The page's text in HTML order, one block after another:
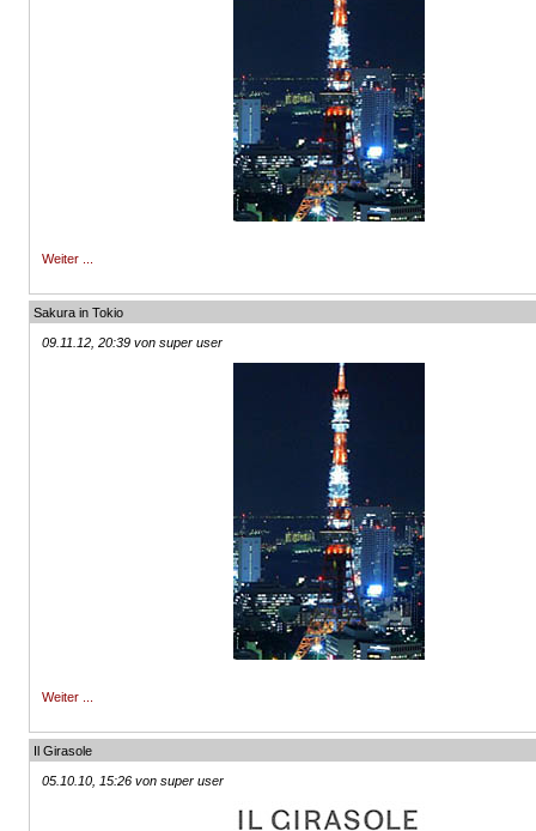
Weiter ...
Sakura in Tokio
09.11.12, 20:39 von super user
Weiter ...
Il Girasole
05.10.10, 15:26 von super user